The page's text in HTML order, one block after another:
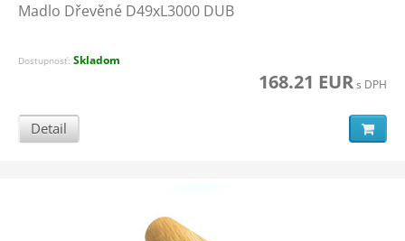
Madlo Dřevěné D49xL3000 DUB
Dostupnosť: Skladom
168.21 EURs DPH
Detail